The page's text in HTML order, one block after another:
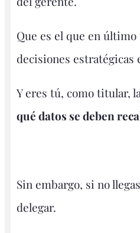
Que es el que en
decisiones estratégicas
Y eres tú, como titular,
qué datos se deben
Sin embargo, si no
delegar.